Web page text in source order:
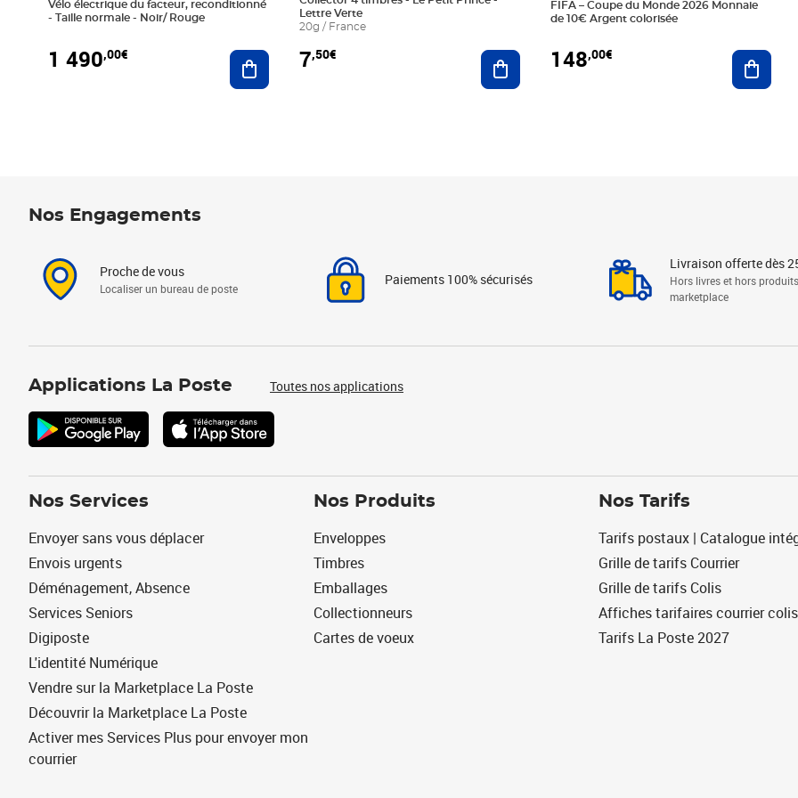
Vélo électrique du facteur, reconditionné
- Taille normale - Noir/ Rouge
1 490,00€ Ajouter au panier
Lettre Verte
20g / France
7,50€ Ajouter au panier
FIFA – Coupe du Monde 2026 Monnaie
de 10€ Argent colorisée
148,00€
Nos Engagements
Proche de vous
Localiser un bureau de poste
Paiements 100% sécurisés
Livraison offerte dès
Hors livres et hors produits
marketplace
Applications La Poste Toutes nos applications
Nos Services
Envoyer sans vous déplacer
Envois urgents
Déménagement, Absence
Services Seniors
Digiposte
L'identité Numérique
Vendre sur la Marketplace La Poste
Découvrir la Marketplace La Poste
Activer mes Services Plus pour envoyer mon
courrier
Nos Produits
Enveloppes
Timbres
Emballages
Collectionneurs
Cartes de voeux
Nos Tarifs
Tarifs postaux | Catalogue
Grille de tarifs Courrier
Grille de tarifs Colis
Affiches tarifaires courrier colis
Tarifs La Poste 2027